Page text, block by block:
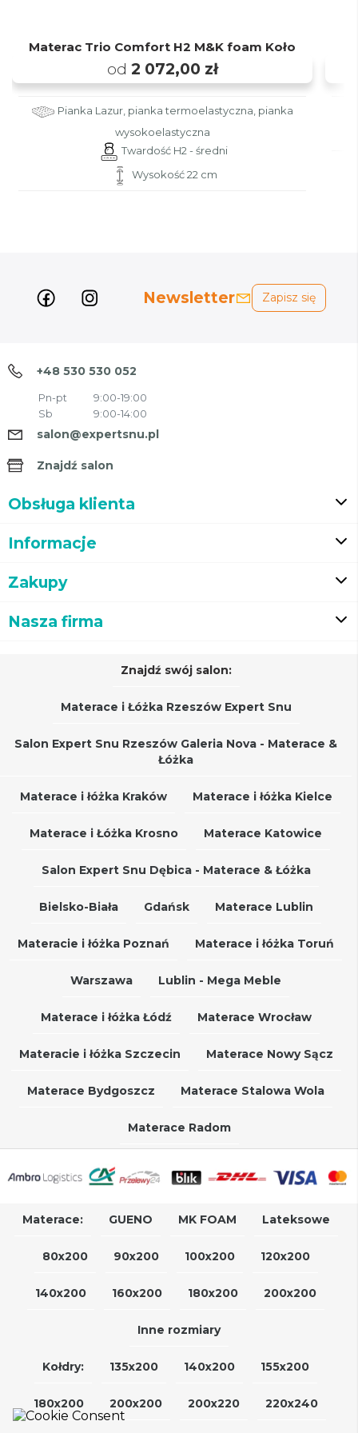
Materac Trio Comfort H2 M&K foam Koło
od 2 072,00 zł
Pianka Lazur, pianka termoelastyczna, pianka
wysokoelastyczna
Twardość H2 - średni
Wysokość 22 cm
Newsletter Zapisz się
+48 530 530 052
Pn-pt
9:00-19:00
Sb
9:00-14:00
salon@expertsnu.pl
Znajdź salon
Obsługa klienta
Informacje
Zakupy
Nasza firma
Znajdź swój salon:
Materace i Łóżka Rzeszów Expert Snu
Salon Expert Snu Rzeszów Galeria Nova - Materace &
Łóżka
Materace i łóżka Kraków Materace i łóżka Kielce
Materace i Łóżka Krosno Materace Katowice
Salon Expert Snu Dębica - Materace & Łóżka
Bielsko-Biała Gdańsk Materace Lublin
Materacie i łóżka Poznań Materace i łóżka Toruń
Warszawa Lublin - Mega Meble
Materace i łóżka Łódź Materace Wrocław
Materacie i łóżka Szczecin Materace Nowy Sącz
Materace Bydgoszcz Materace Stalowa Wola
Materace Radom
Materace: GUENO MK FOAM Lateksowe
80x200 90x200 100x200 120x200
140x200 160x200 180x200 200x200
Inne rozmiary
Kołdry: 135x200 140x200 155x200
180x200 200x200 200x220 220x240